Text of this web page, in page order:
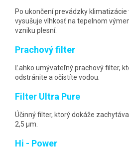
Po ukončení prevádzky
vysušuje vlhkosť na tepelnom
vzniku plesní.
Prachový filter
Ľahko umývateľný prachový filter,
odstránite a očistíte vodou.
Filter Ultra Pure
Účinný filter, ktorý dokáže
2,5 μm.
Hi - Power